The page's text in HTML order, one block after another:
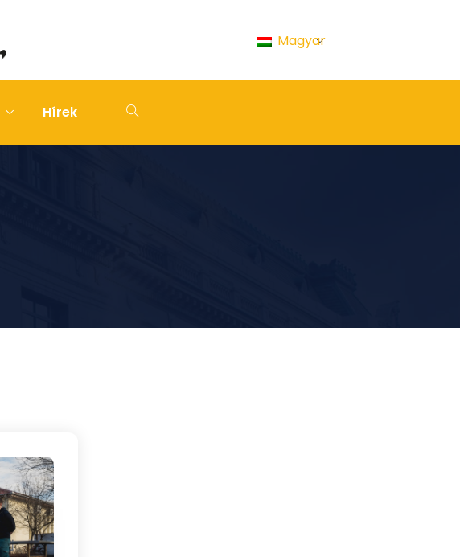
Magyar
Hírek